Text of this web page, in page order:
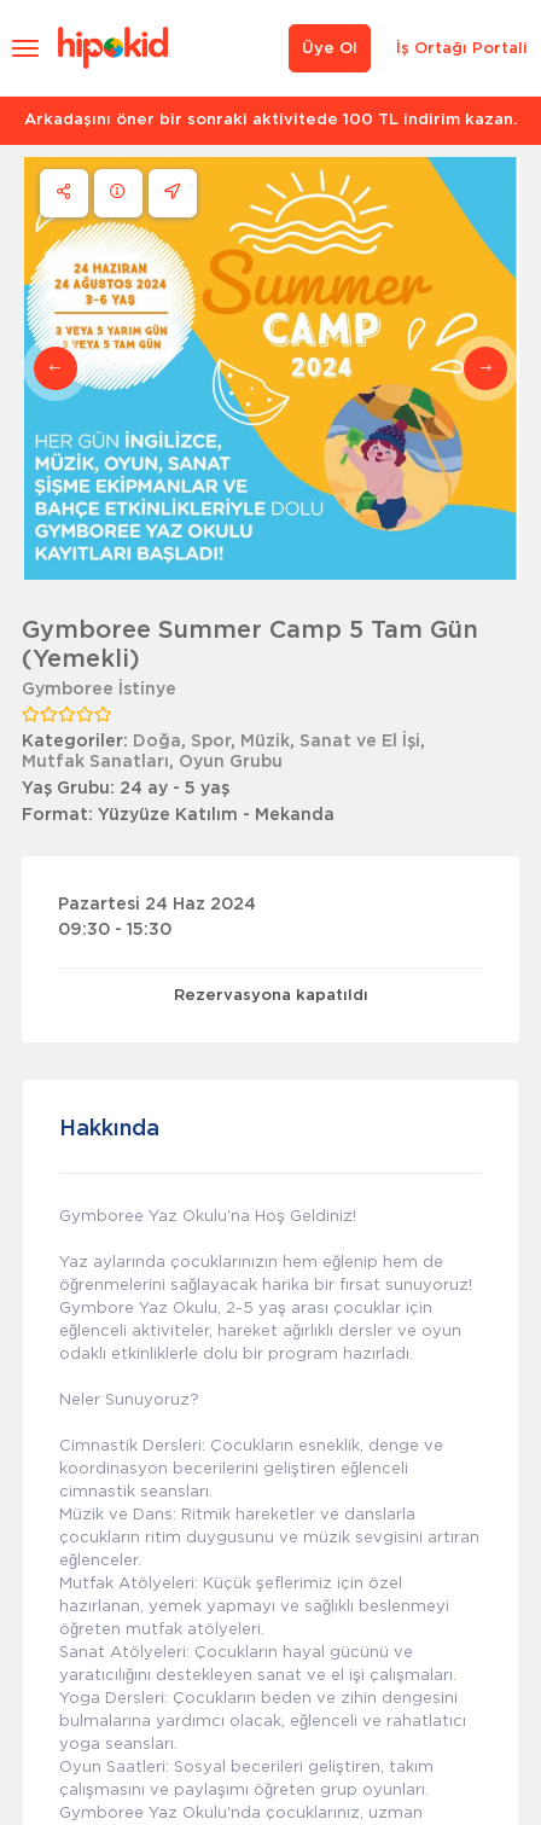
İş Ortağı Portali
Üye Ol
Arkadaşını öner bir sonraki aktivitede 100 TL indirim kazan.
Gymboree Summer Camp 5 Tam Gün
(Yemekli)
Gymboree İstinye
Kategoriler: Doğa, Spor, Müzik, Sanat ve El İşi,
Mutfak Sanatları, Oyun Grubu
Yaş Grubu: 24 ay - 5 yaş
Format: Yüzyüze Katılım - Mekanda
Pazartesi 24 Haz 2024
09:30 - 15:30
Rezervasyona kapatıldı
Hakkında
Gymboree Yaz Okulu'na Hoş Geldiniz!
Yaz aylarında çocuklarınızın hem eğlenip hem de
öğrenmelerini sağlayacak harika bir fırsat sunuyoruz!
Gymbore Yaz Okulu, 2-5 yaş arası çocuklar için
eğlenceli aktiviteler, hareket ağırlıklı dersler ve oyun
odaklı etkinliklerle dolu bir program hazırladı.
Neler Sunuyoruz?
Cimnastik Dersleri: Çocukların esneklik, denge ve
koordinasyon becerilerini geliştiren eğlenceli
cimnastik seansları.
Müzik ve Dans: Ritmik hareketler ve danslarla
çocukların ritim duygusunu ve müzik sevgisini artıran
eğlenceler.
Mutfak Atölyeleri: Küçük şeflerimiz için özel
hazırlanan, yemek yapmayı ve sağlıklı beslenmeyi
öğreten mutfak atölyeleri.
Sanat Atölyeleri: Çocukların hayal gücünü ve
yaratıcılığını destekleyen sanat ve el işi çalışmaları.
Yoga Dersleri: Çocukların beden ve zihin dengesini
bulmalarına yardımcı olacak, eğlenceli ve rahatlatıcı
yoga seansları.
Oyun Saatleri: Sosyal becerileri geliştiren, takım
çalışmasını ve paylaşımı öğreten grup oyunları.
Gymboree Yaz Okulu'nda çocuklarınız, uzman